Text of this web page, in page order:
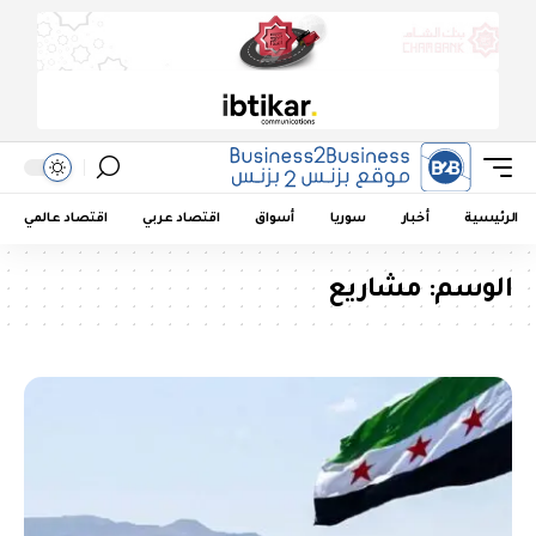
الرئيسية أخبار سوريا أسواق اقتصاد عربي اقتصاد عالمي
الوسم:مشاريع